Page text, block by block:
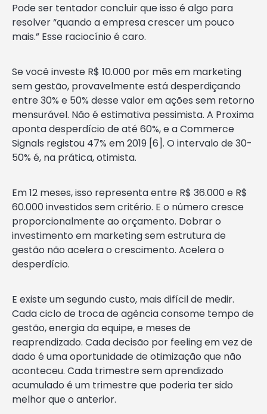
Pode ser tentador concluir que isso é algo para
resolver “quando a empresa crescer um pouco
mais.” Esse raciocínio é caro.
Se você investe R$ 10.000 por mês em marketing
sem gestão, provavelmente está desperdiçando
entre 30% e 50% desse valor em ações sem retorno
mensurável. Não é estimativa pessimista. A Proxima
aponta desperdício de até 60%, e a Commerce
Signals registou 47% em 2019 [6]. O intervalo de 30-
50% é, na prática, otimista.
Em 12 meses, isso representa entre R$ 36.000 e R$
60.000 investidos sem critério. E o número cresce
proporcionalmente ao orçamento. Dobrar o
investimento em marketing sem estrutura de
gestão não acelera o crescimento. Acelera o
desperdício.
E existe um segundo custo, mais difícil de medir.
Cada ciclo de troca de agência consome tempo de
gestão, energia da equipe, e meses de
reaprendizado. Cada decisão por feeling em vez de
dado é uma oportunidade de otimização que não
aconteceu. Cada trimestre sem aprendizado
acumulado é um trimestre que poderia ter sido
melhor que o anterior.